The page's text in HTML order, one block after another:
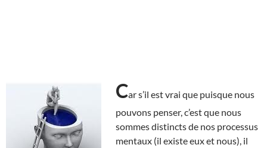
Car s’il est vrai que puisque nous
pouvons penser, c’est que nous
sommes distincts de nos processus
mentaux (il existe eux et nous), il